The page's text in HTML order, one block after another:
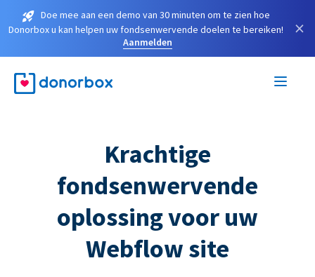
Doe mee aan een demo van 30 minuten om te zien hoe
Donorbox u kan helpen uw fondsenwervende doelen te bereiken!
Aanmelden
×
Krachtige
fondsenwervende
oplossing voor uw
Webflow site